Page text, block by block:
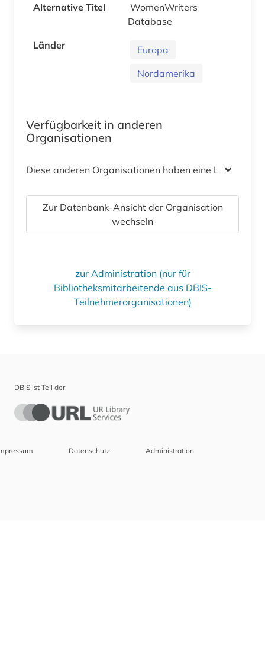
Alternative Titel
WomenWriters
Database
Länder
Europa
Nordamerika
Verfügbarkeit in anderen
Organisationen
Diese anderen Organisationen haben eine Lizenz
Zur Datenbank-Ansicht der Organisation
wechseln
zur Administration (nur für
Bibliotheksmitarbeitende aus DBIS-
Teilnehmerorganisationen)
DBIS ist Teil der
Datenschutz Administration